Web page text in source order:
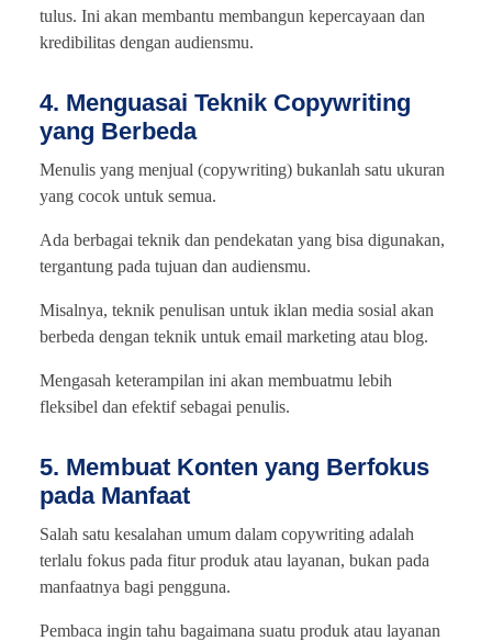
tulus. Ini akan membantu membangun kepercayaan dan
kredibilitas dengan audiensmu.
4. Menguasai Teknik Copywriting
yang Berbeda
Menulis yang menjual (copywriting) bukanlah satu ukuran
yang cocok untuk semua.
Ada berbagai teknik dan pendekatan yang bisa digunakan,
tergantung pada tujuan dan audiensmu.
Misalnya, teknik penulisan untuk iklan media sosial akan
berbeda dengan teknik untuk email marketing atau blog.
Mengasah keterampilan ini akan membuatmu lebih
fleksibel dan efektif sebagai penulis.
5. Membuat Konten yang Berfokus
pada Manfaat
Salah satu kesalahan umum dalam copywriting adalah
terlalu fokus pada fitur produk atau layanan, bukan pada
manfaatnya bagi pengguna.
Pembaca ingin tahu bagaimana suatu produk atau layanan